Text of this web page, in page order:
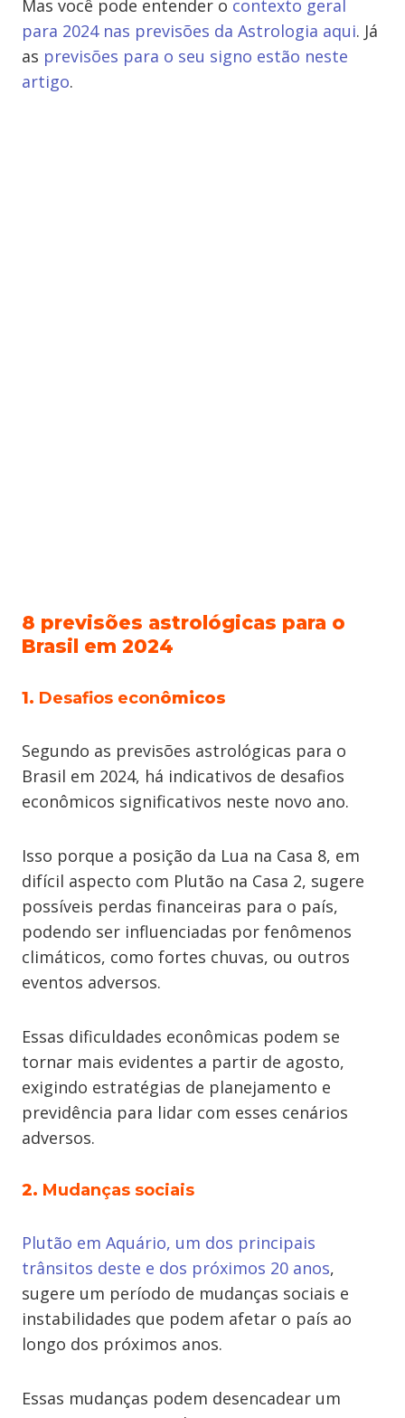
Mas você pode entender o contexto geral
para 2024 nas previsões da Astrologia aqui. Já
as previsões para o seu signo estão neste
artigo.
8 previsões astrológicas para o
Brasil em 2024
1. Desafios econômicos
Segundo as previsões astrológicas para o
Brasil em 2024, há indicativos de desafios
econômicos significativos neste novo ano.
Isso porque a posição da Lua na Casa 8, em
difícil aspecto com Plutão na Casa 2, sugere
possíveis perdas financeiras para o país,
podendo ser influenciadas por fenômenos
climáticos, como fortes chuvas, ou outros
eventos adversos.
Essas dificuldades econômicas podem se
tornar mais evidentes a partir de agosto,
exigindo estratégias de planejamento e
previdência para lidar com esses cenários
adversos.
2. Mudanças sociais
Plutão em Aquário, um dos principais
trânsitos deste e dos próximos 20 anos,
sugere um período de mudanças sociais e
instabilidades que podem afetar o país ao
longo dos próximos anos.
Essas mudanças podem desencadear um